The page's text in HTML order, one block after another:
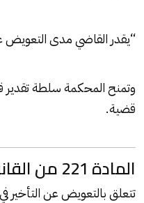
“يقدر القاضي مدى التعويض
وتمنح المحكمة سلطة
قضية.
المادة 221 من القانون المدني
تتعلق بالتعويض عن التأخير في